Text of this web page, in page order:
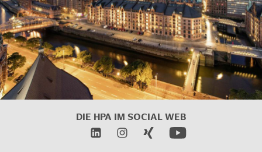
DIE HPA IM SOCIAL WEB